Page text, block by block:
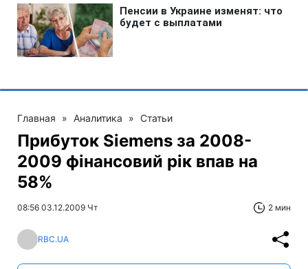
Главная » Аналитика » Статьи
Прибуток Siemens за 2008-
2009 фінансовий рік впав на
58%
08:56 03.12.2009 Чт 2 мин
RBC.UA